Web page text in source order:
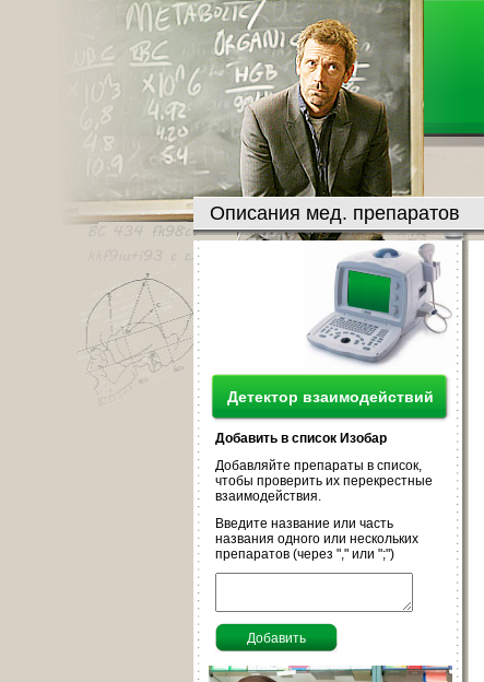
Описания мед. препаратов
Детектор взаимодействий
Добавить в список Изобар
Добавляйте препараты в список,
чтобы проверить их перекрестные
взаимодействия.
Введите название или часть
названия одного или нескольких
препаратов (через "," или ";")